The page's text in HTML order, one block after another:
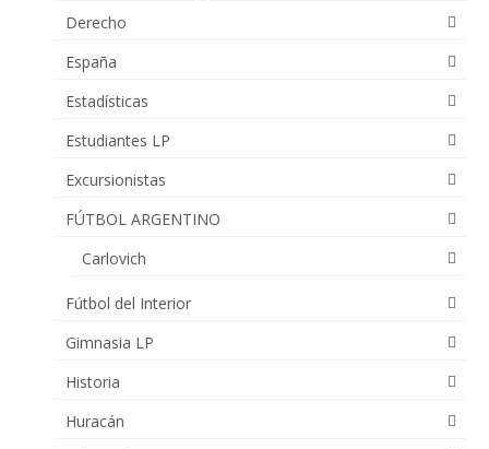
Derecho
España
Estadísticas
Estudiantes LP
Excursionistas
FÚTBOL ARGENTINO
Carlovich
Fútbol del Interior
Gimnasia LP
Historia
Huracán